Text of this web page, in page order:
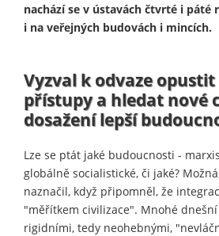
nachází se v ústavách čtvrté i páté
i na veřejných budovách i mincích.
Vyzval k odvaze
přístupy a hledat nové
dosažení lepší
Lze se ptát jaké budoucnosti -
globálně socialistické, či jaké?
naznačil, když připomněl, že
"měřítkem civilizace". Mnohé
rigidními, tedy neohebnými,